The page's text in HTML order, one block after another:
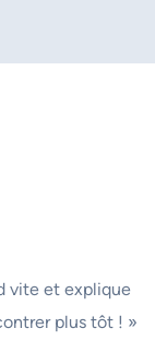
vite et explique
plus tôt ! »